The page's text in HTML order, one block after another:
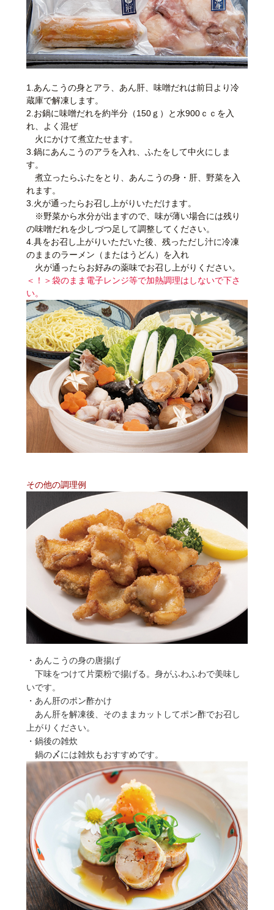
1.あんこうの身とアラ、あん肝、味噌だれは前日より冷
蔵庫で解凍します。
2.お鍋に味噌だれを約半分（150ｇ）と水900ｃｃを入
れ、よく混ぜ
火にかけて煮立たせます。
3.鍋にあんこうのアラを入れ、ふたをして中火にしま
す。
煮立ったらふたをとり、あんこうの身・肝、野菜を入
れます。
3.火が通ったらお召し上がりいただけます。
※野菜から水分が出ますので、味が薄い場合には残り
の味噌だれを少しづつ足して調整してください。
4.具をお召し上がりいただいた後、残っただし汁に冷凍
のままのラーメン（またはうどん）を入れ
火が通ったらお好みの薬味でお召し上がりください。
＜！＞袋のまま電子レンジ等で加熱調理はしないで下さ
い。
その他の調理例
・あんこうの身の唐揚げ
下味をつけて片栗粉で揚げる。身がふわふわで美味し
いです。
・あん肝のポン酢かけ
あん肝を解凍後、そのままカットしてポン酢でお召し
上がりください。
・鍋後の雑炊
鍋の〆には雑炊もおすすめです。